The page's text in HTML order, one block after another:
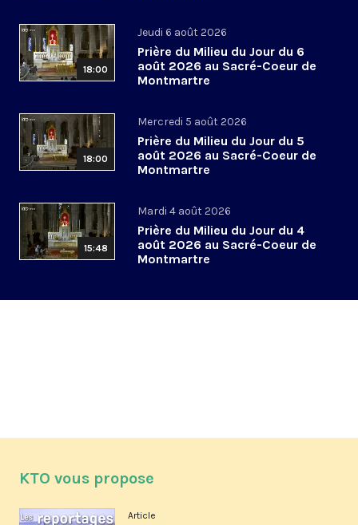
18:00
Jeudi 6 août 2026
Prière du Milieu du Jour du 6
août 2026 au Sacré-Coeur de
Montmartre
18:00
Mercredi 5 août 2026
Prière du Milieu du Jour du 5
août 2026 au Sacré-Coeur de
Montmartre
15:48
Mardi 4 août 2026
Prière du Milieu du Jour du 4
août 2026 au Sacré-Coeur de
Montmartre
KTO vous propose
Article